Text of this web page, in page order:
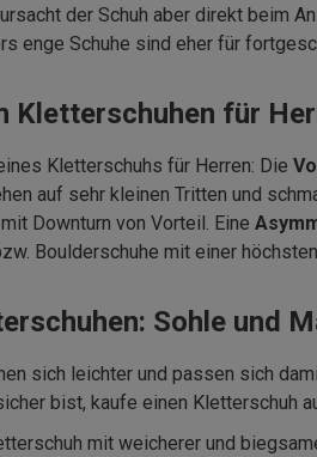
der Schuh aber direkt beim
enge Schuhe sind eher für
Kletterschuhen für
Kletterschuhs für Herren: Die
auf sehr kleinen Tritten und
Downturn von Vorteil. Eine
Boulderschuhe mit einer
Sohle und
sich leichter und passen sich
bist, kaufe einen Kletterschuh
mit weicherer und